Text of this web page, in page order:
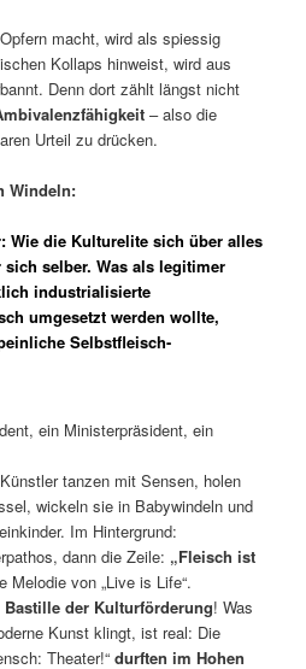
macht, wird als spiessig
Kollaps hinweist, wird aus
Denn dort zählt längst nicht
– also die
Urteil zu drücken.
Windeln:
Wie die Kulturelitesich über alles
selber. Was als legitimer
industrialisierte
umgesetzt werden wollte,
Selbstfleisch-
ein Ministerpräsident, ein
tanzen mit Sensen, holen
wickeln sie in Babywindeln und
Im Hintergrund:
dann die Zeile: „Fleisch ist
Melodie von „Live is Life“.
der Kulturförderung! Was
Kunst klingt, ist real: Die
Theater!“durften im Hohen